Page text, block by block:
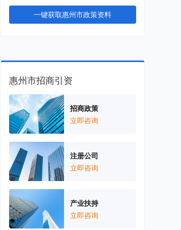
一键获取惠州市政策资料
惠州市招商引资
招商政策
立即咨询
注册公司
立即咨询
产业扶持
立即咨询